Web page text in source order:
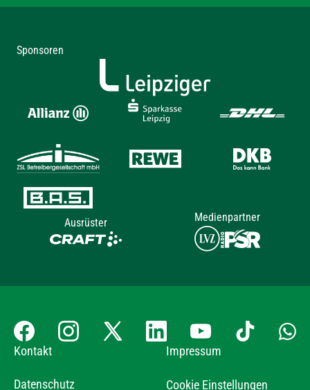
Sponsoren
Ausrüster Medienpartner
Kontakt Impressum
Datenschutz Cookie Einstellungen